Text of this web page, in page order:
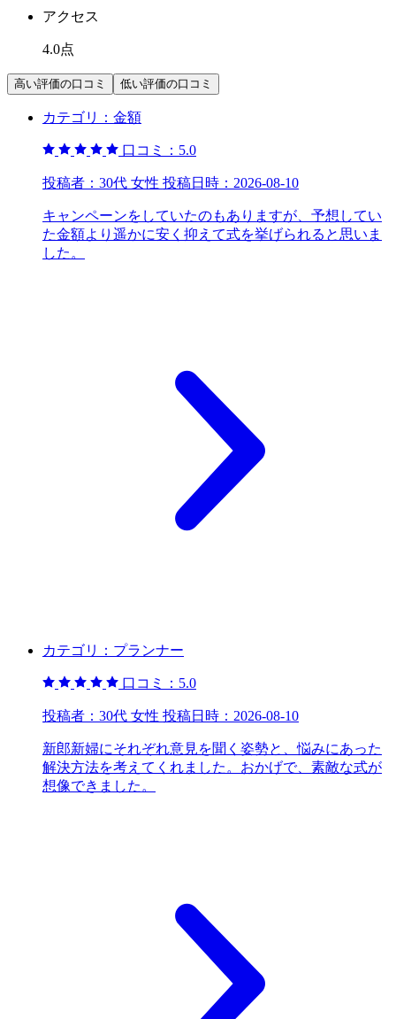
アクセス
4.0点
高い評価の口コミ 低い評価の口コミ
カテゴリ： 金額
口コミ： 5.0
投稿者： 30代 女性 投稿日時： 2026-08-10
キャンペーンをしていたのもありますが、予想してい
た金額より遥かに安く抑えて式を挙げられると思いま
した。
カテゴリ： プランナー
口コミ： 5.0
投稿者： 30代 女性 投稿日時： 2026-08-10
新郎新婦にそれぞれ意見を聞く姿勢と、悩みにあった
解決方法を考えてくれました。おかげで、素敵な式が
想像できました。